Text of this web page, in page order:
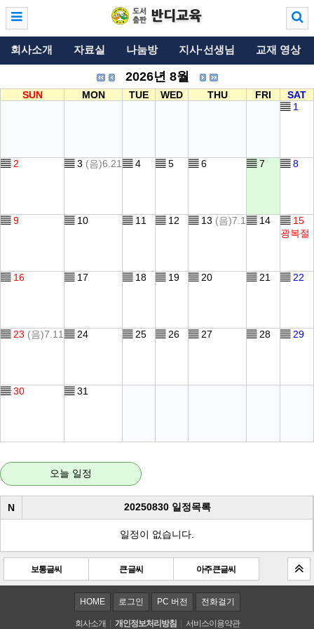
회사소개 자료실 나눔방 지사·선생님 교재 영상
2026년 8월
SUN MON TUE WED THU FRI
SAT
▤ 1
▤ 2 ▤ 3 (음)6.21 ▤ 4 ▤ 5 ▤ 6 ▤ 7 ▤ 8
▤ 9 ▤ 10 ▤ 11 ▤ 12 ▤ 13 (음)7.1 ▤ 14 ▤ 15
광복절
▤ 16 ▤ 17 ▤ 18 ▤ 19 ▤ 20 ▤ 21 ▤ 22
▤ 23 (음)7.11 ▤ 24 ▤ 25 ▤ 26 ▤ 27 ▤ 28 ▤ 29
▤ 30 ▤ 31
오늘 일정
N 20250830 일정목록
일정이 없습니다.
보통글씨 큰 글씨 아주 큰 글씨
HOME 로그인 PC 버전 전화걸기
회사소개 개인정보처리방침 서비스이용약관